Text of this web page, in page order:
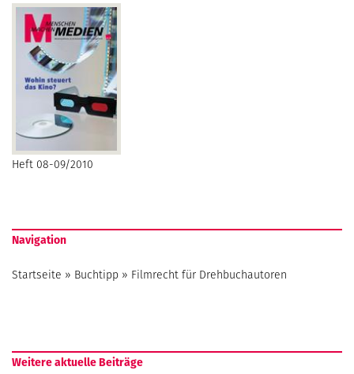
Heft 08-09/2010
Navigation
Startseite » Buchtipp » Filmrecht für Drehbuchautoren
Weitere aktuelle Beiträge